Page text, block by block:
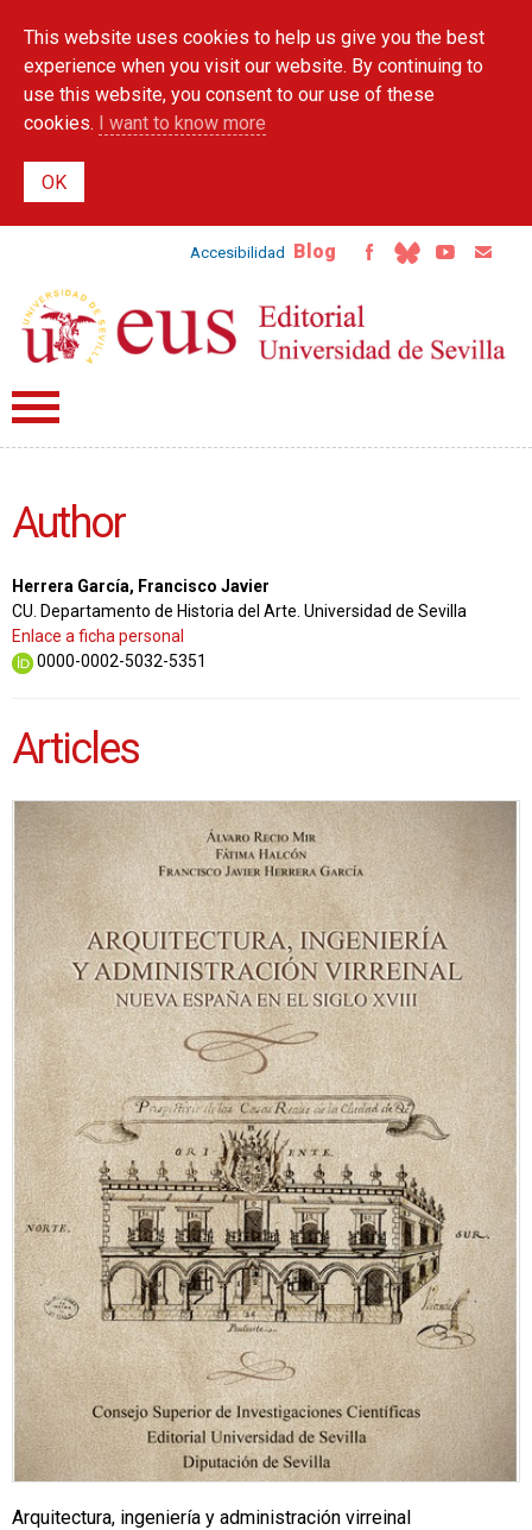
main
content
This website uses cookies to help us give you the best
experience when you visit our website. By continuing to
use this website, you consent to our use of these
cookies. I want to know more
Accesibilidad Blog
Author
Herrera García, Francisco Javier
CU. Departamento de Historia del Arte. Universidad de Sevilla
Enlace a ficha personal
0000-0002-5032-5351
Articles
Arquitectura, ingeniería y administración virreinal